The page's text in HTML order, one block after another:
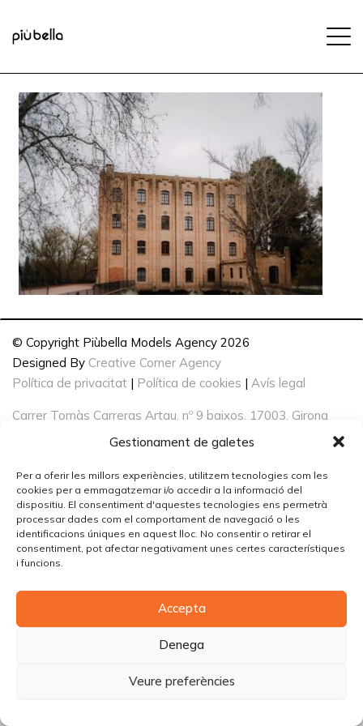
Gestionament de galetes
Per a oferir les millors experiències, utilitzem tecnologies com les
cookies per a emmagatzemar i/o accedir a la informació del
dispositiu. El consentiment d'aquestes tecnologies ens permetrà
processar dades com el comportament de navegació o les
identificacions úniques en aquest lloc. No consentir o retirar el
consentiment, pot afectar negativament unes certes característiques
i funcions.
Accepta
Denega
Veure preferències
© Copyright Piùbella Models Agency 2026
Designed By Creative Corner Agency
Política de privacitat | Política de cookies | Avís legal
Carrer Tomàs Carreras Artau, nº 9 baixos, 17003, Girona